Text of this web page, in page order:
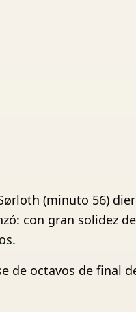
(minuto 56)
con gran solidez
de octavos de final